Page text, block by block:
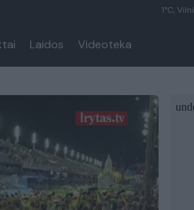
1°C,
Laidos Videoteka